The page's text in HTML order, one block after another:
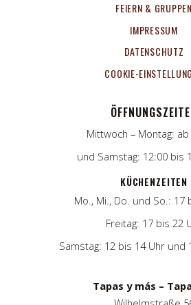
FEIERN & GRUPPEN
IMPRESSUM
DATENSCHUTZ
COOKIE-
Mittwoch – Montag:
und Samstag: 12:00 bis
KÜCHENZEITEN
Mo., Mi., Do. und So.: 17
Freitag: 17 bis 22
Samstag: 12 bis 14 Uhr und
Tapas y más –